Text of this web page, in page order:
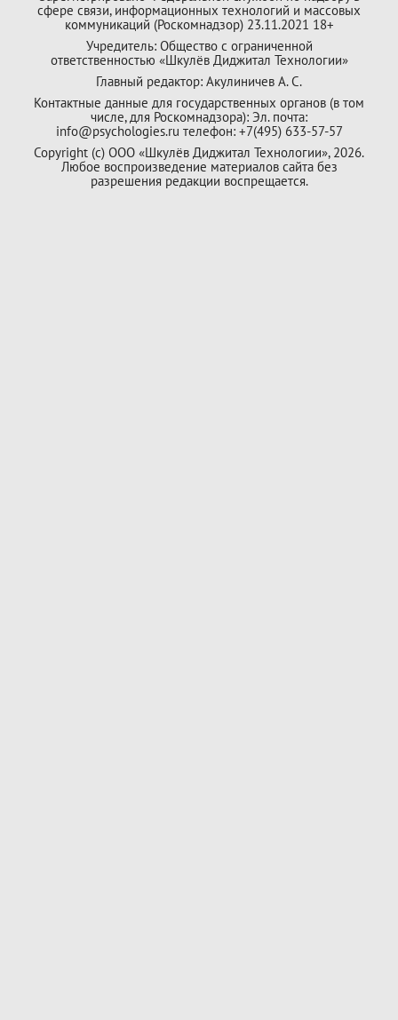
сфере связи, информационных технологий и массовых
коммуникаций (Роскомнадзор) 23.11.2021 18+
Учредитель: Общество с ограниченной
ответственностью «Шкулёв Диджитал Технологии»
Главный редактор: Акулиничев А. С.
Контактные данные для государственных органов (в том
числе, для Роскомнадзора): Эл. почта:
info@psychologies.ru телефон: +7(495) 633-57-57
Copyright (с) ООО «Шкулёв Диджитал Технологии», 2026.
Любое воспроизведение материалов сайта без
разрешения редакции воспрещается.